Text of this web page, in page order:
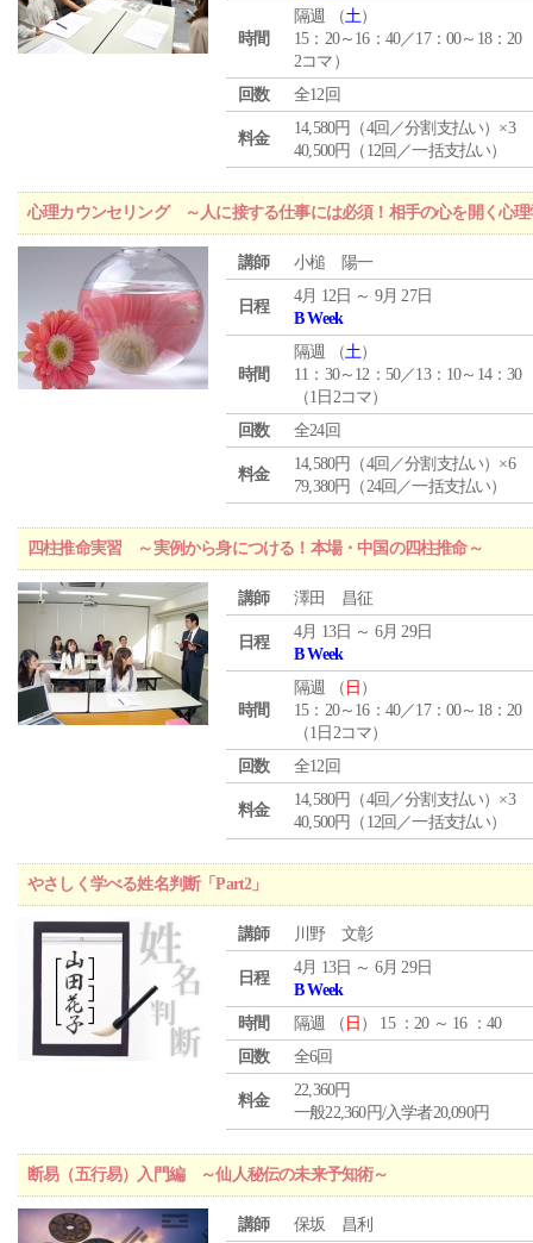
時間
隔週 （土）
15：20～16：40／17：00～18：20
2コマ）
回数
全12回
料金
14,580円（4回／分割支払い）×3
40,500円（12回／一括支払い）
心理カウンセリング ～人に接する仕事には必須！相手の心を開く心理
講師 小槌 陽一
日程
4月 12日 ～ 9月 27日
B Week
時間
隔週 （土）
11：30～12：50／13：10～14：30
（1日2コマ）
回数
全24回
料金
14,580円（4回／分割支払い）×6
79,380円（24回／一括支払い）
四柱推命実習 ～実例から身につける！本場・中国の四柱推命～
講師 澤田 昌征
日程
4月 13日 ～ 6月 29日
B Week
時間
隔週 （ 日 ）
15：20～16：40／17：00～18：20
（1日2コマ）
回数
全12回
料金
14,580円（4回／分割支払い）×3
40,500円（12回／一括支払い）
やさしく学べる姓名判断「Part2」
講師 川野 文彰
日程
4月 13日 ～ 6月 29日
B Week
時間
隔週 （ 日 ） 15 ：20 ～ 16 ：40
回数
全6回
料金
22,360円
一般22,360円/入学者20,090円
断易（五行易）入門編 ～仙人秘伝の未来予知術～
講師 保坂 昌利